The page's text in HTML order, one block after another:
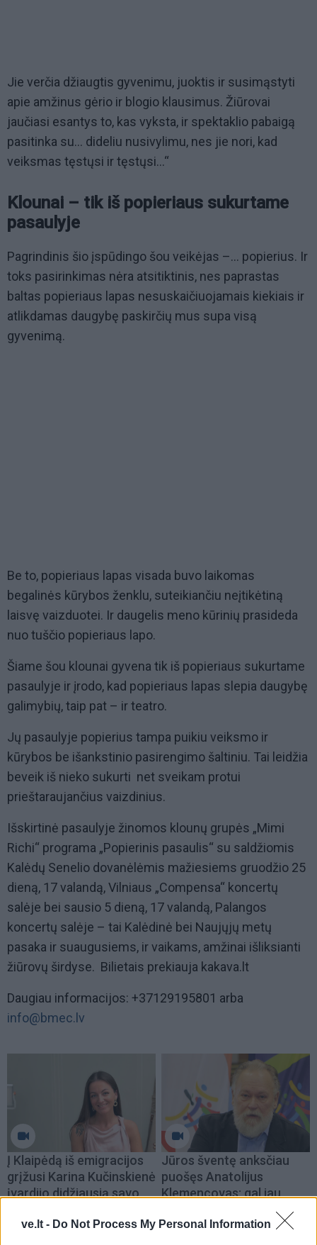
ve.lt - Do Not Process My Personal Information
Jie verčia džiaugtis gyvenimu, juoktis ir susimąstyti
apie amžinus gėrio ir blogio klausimus. Žiūrovai
jaučiasi esantys to, kas vyksta, ir spektaklio pabaigą
pasitinka su... dideliu nusivylimu, nes jie nori, kad
veiksmas tęstųsi ir tęstųsi...“
Klounai – tik iš popieriaus sukurtame
pasaulyje
Pagrindinis šio įspūdingo šou veikėjas –... popierius. Ir
toks pasirinkimas nėra atsitiktinis, nes paprastas
baltas popieriaus lapas nesuskaičiuojamais kiekiais ir
atlikdamas daugybę paskirčių mus supa visą
gyvenimą.
Be to, popieriaus lapas visada buvo laikomas
begalinės kūrybos ženklu, suteikiančiu neįtikėtiną
laisvę vaizduotei. Ir daugelis meno kūrinių prasideda
nuo tuščio popieriaus lapo.
Šiame šou klounai gyvena tik iš popieriaus sukurtame
pasaulyje ir įrodo, kad popieriaus lapas slepia daugybę
galimybių, taip pat – ir teatro.
Jų pasaulyje popierius tampa puikiu veiksmo ir
kūrybos be išankstinio pasirengimo šaltiniu. Tai leidžia
beveik iš nieko sukurti net sveikam protui
prieštaraujančius vaizdinius.
Išskirtinė pasaulyje žinomos klounų grupės „Mimi
Richi“ programa „Popierinis pasaulis“ su saldžiomis
Kalėdų Senelio dovanėlėmis mažiesiems gruodžio 25
dieną, 17 valandą, Vilniaus „Compensa“ koncertų
salėje bei sausio 5 dieną, 17 valandą, Palangos
koncertų salėje – tai Kalėdinė bei Naujųjų metų
pasaka ir suaugusiems, ir vaikams, amžinai išliksianti
žiūrovų širdyse. Bilietais prekiauja kakava.lt
Daugiau informacijos: +37129195801 arba
info@bmec.lv
Į Klaipėdą iš emigracijos
grįžusi Karina Kučinskienė
įvardijo didžiausią savo
Jūros šventę anksčiau
puošęs Anatolijus
Klemencovas: gal jau